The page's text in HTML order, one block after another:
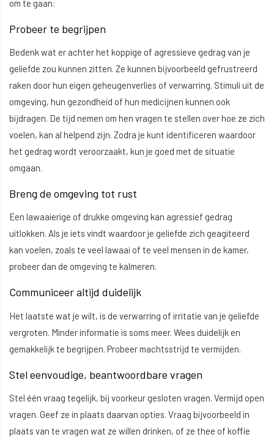
om te gaan:
Probeer te begrijpen
Bedenk wat er achter het koppige of agressieve gedrag van je
geliefde zou kunnen zitten. Ze kunnen bijvoorbeeld gefrustreerd
raken door hun eigen geheugenverlies of verwarring. Stimuli uit de
omgeving, hun gezondheid of hun medicijnen kunnen ook
bijdragen. De tijd nemen om hen vragen te stellen over hoe ze zich
voelen, kan al helpend zijn. Zodra je kunt identificeren waardoor
het gedrag wordt veroorzaakt, kun je goed met de situatie
omgaan.
Breng de omgeving tot rust
Een lawaaierige of drukke omgeving kan agressief gedrag
uitlokken. Als je iets vindt waardoor je geliefde zich geagiteerd
kan voelen, zoals te veel lawaai of te veel mensen in de kamer,
probeer dan de omgeving te kalmeren.
Communiceer altijd duidelijk
Het laatste wat je wilt, is de verwarring of irritatie van je geliefde
vergroten. Minder informatie is soms meer. Wees duidelijk en
gemakkelijk te begrijpen. Probeer machtsstrijd te vermijden.
Stel eenvoudige, beantwoordbare vragen
Stel één vraag tegelijk, bij voorkeur gesloten vragen. Vermijd open
vragen. Geef ze in plaats daarvan opties. Vraag bijvoorbeeld in
plaats van te vragen wat ze willen drinken, of ze thee of koffie